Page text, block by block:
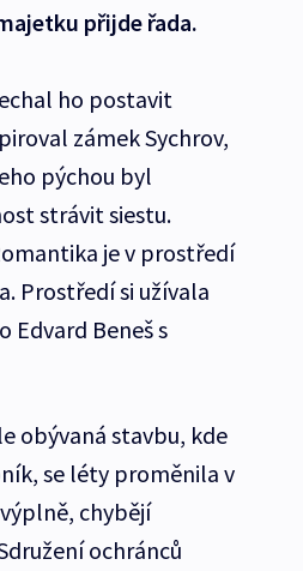
přijde řada.
ho postavit
zámek Sychrov,
pýchou byl
strávit siestu.
je v prostředí
Prostředí si užívala
Edvard Beneš s
obývaná stavbu, kde
se léty proměnila v
chybějí
ochránců